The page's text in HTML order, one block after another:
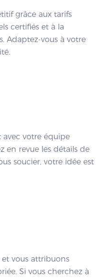
grâce aux tarifs
certifiés et à la
Adaptez-vous à votre
votre équipe
en revue les détails de
soucier, votre idée est
et vous attribuons
Si vous cherchez à